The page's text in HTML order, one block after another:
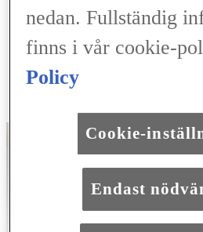
Försäkringens fullständiga
på lexusbilforsakring.se
nedan. Fullständig
finns i vår cookie-
Policy
Cookie-
Endast